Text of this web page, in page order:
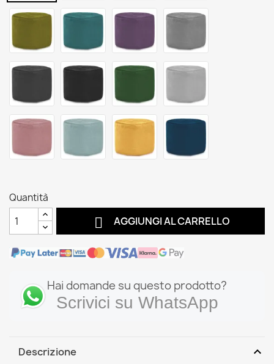
Quantità
 AGGIUNGI AL CARRELLO
Hai domande su questo prodotto?
Scrivici su WhatsApp
Descrizione expand_more